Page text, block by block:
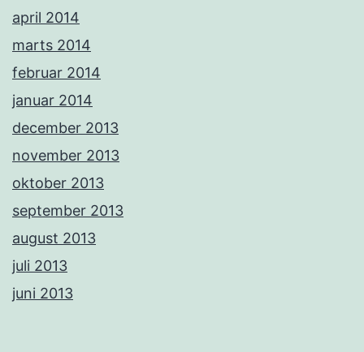
april 2014
marts 2014
februar 2014
januar 2014
december 2013
november 2013
oktober 2013
september 2013
august 2013
juli 2013
juni 2013